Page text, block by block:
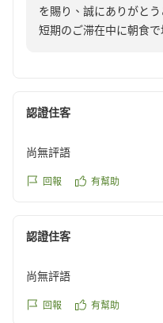
を賜り、誠にありがとう
短期のご滞在中に朝食で
越しくださいませ。
草間
認證住客
尚無評語
回報 有幫助
認證住客
尚無評語
回報 有幫助